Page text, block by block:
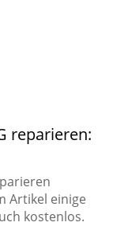
reparieren:
Artikel einige
kostenlos.